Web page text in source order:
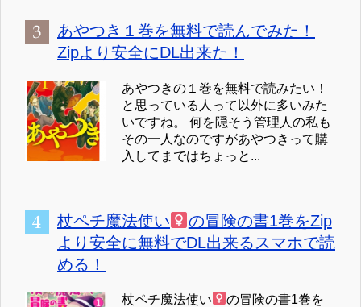
あやつき１巻を無料で読んでみた！
Zipより安全にDL出来た！
あやつきの１巻を無料で読みたい！
と思っている人って以外に多いみた
いですね。 何を隠そう管理人の私も
その一人なのですがあやつきって購
入してまではちょっと...
杖ペチ魔法使い
の冒険の書1巻をZip
より安全に無料でDL出来るスマホで読
める！
杖ペチ魔法使い
の冒険の書1巻を